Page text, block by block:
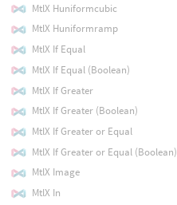
MtlX Huniformcubic
MtlX Huniformramp
MtlX If Equal
MtlX If Equal (Boolean)
MtlX If Greater
MtlX If Greater (Boolean)
MtlX If Greater or Equal
MtlX If Greater or Equal (Boolean)
MtlX Image
MtlX In